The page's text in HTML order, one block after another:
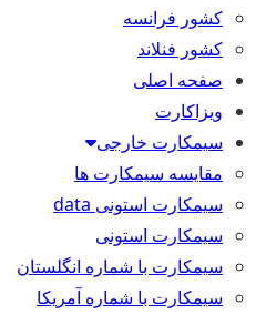
کشور فرانسه
کشور فنلاند
صفحه اصلی
ویزاکارت
سیمکارت خارجی
مقایسه سیمکارت ها
سیمکارت استونی data
سیمکارت استونی
سیمکارت با شماره انگلستان
سیمکارت با شماره آمریکا